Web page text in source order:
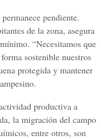
pendiente.
de la zona, asegura
“Necesitamos que
sostenible nuestros
protegida y mantener
productiva a
la migración del campo
entre otros, son